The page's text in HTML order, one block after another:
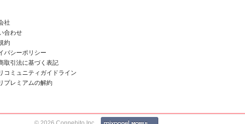
社
合わせ
約
バシーポリシー
取引法に基づく表記
コミュニティガイドライン
プレミアムの解約